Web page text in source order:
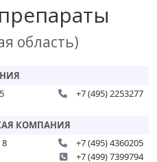
область)
+7 (495) 2253277
КОМПАНИЯ
+7 (495) 4360205
+7 (499) 7399794